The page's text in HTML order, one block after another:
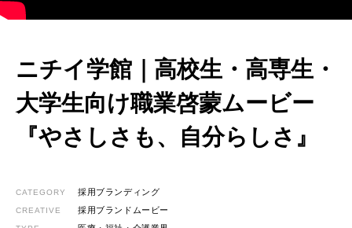
ニチイ学館｜高校生・高専生・
大学生向け職業啓蒙ムービー
『やさしさも、自分らしさ』
CATEGORY 採用ブランディング
CREATIVE 採用ブランドムービー